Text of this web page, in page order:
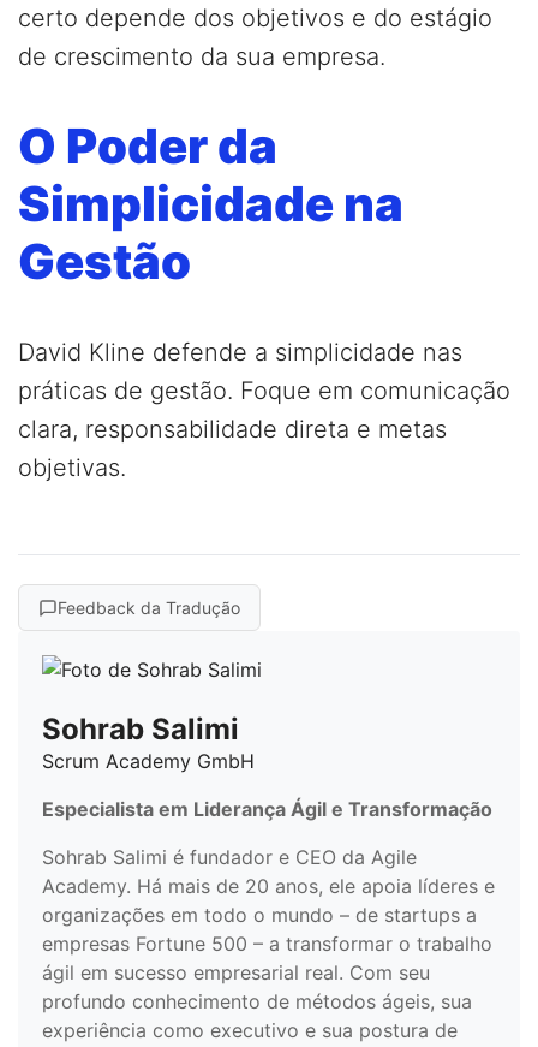
certo depende dos objetivos e do estágio
de crescimento da sua empresa.
O Poder da
Simplicidade na
Gestão
David Kline defende a simplicidade nas
práticas de gestão. Foque em comunicação
clara, responsabilidade direta e metas
objetivas.
Feedback da Tradução
Sohrab Salimi
Scrum Academy GmbH
Especialista em Liderança Ágil e Transformação
Sohrab Salimi é fundador e CEO da Agile
Academy. Há mais de 20 anos, ele apoia líderes e
organizações em todo o mundo – de startups a
empresas Fortune 500 – a transformar o trabalho
ágil em sucesso empresarial real. Com seu
profundo conhecimento de métodos ágeis, sua
experiência como executivo e sua postura de